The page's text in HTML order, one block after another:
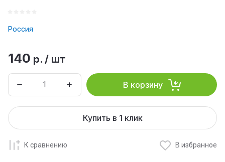
Россия
140 р. / шт
В корзину
Купить в 1 клик
К сравнению В избранное